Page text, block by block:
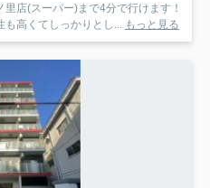
店(スーパー)まで4分で行けます！
高くてしっかりとし...
もっと見る